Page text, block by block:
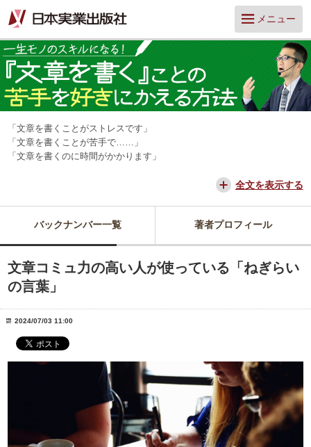
メニュー
「文章を書くことがストレスです」
「文章を書くことが苦手で……」
「文章を書くのに時間がかかります」
し、文章を書けるかどうかは、仕事の成果や周囲の評価に大きく関わり
も文章ってどう書けばいいんですか？』を著書にもつ、山口拓朗さんで
経験した中から導き出した、「書くことが嫌い」を「書くことが好き」
へと変える、文章作成のコツを教えてもらいます。
全文を表示する
バックナンバー一覧 著者プロフィール
文章コミュ力の高い人が使っている「ねぎらい
の言葉」
2024/07/03 11:00